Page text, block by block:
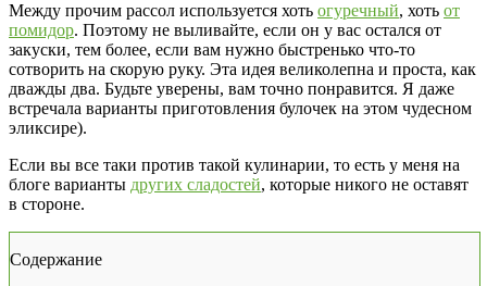
Между прочим рассол используется хоть огуречный, хоть от
помидор. Поэтому не выливайте, если он у вас остался от
закуски, тем более, если вам нужно быстренько что-то
сотворить на скорую руку. Эта идея великолепна и проста, как
дважды два. Будьте уверены, вам точно понравится. Я даже
встречала варианты приготовления булочек на этом чудесном
эликсире).
Если вы все таки против такой кулинарии, то есть у меня на
блоге варианты других сладостей, которые никого не оставят
в стороне.
Содержание